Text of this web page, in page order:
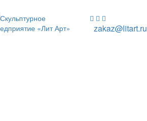
zakaz@litart.ru